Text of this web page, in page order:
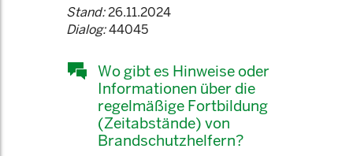
Stand:26.11.2024
Dialog:44045
Wo gibt es Hinweise oder
Informationen über die
regelmäßige Fortbildung
(Zeitabstände) von
Brandschutzhelfern?